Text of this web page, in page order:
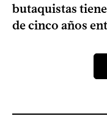
butaquistas
de cinco años